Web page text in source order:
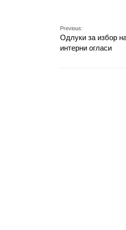
Previous:
Одлуки за избор
интерни огласи